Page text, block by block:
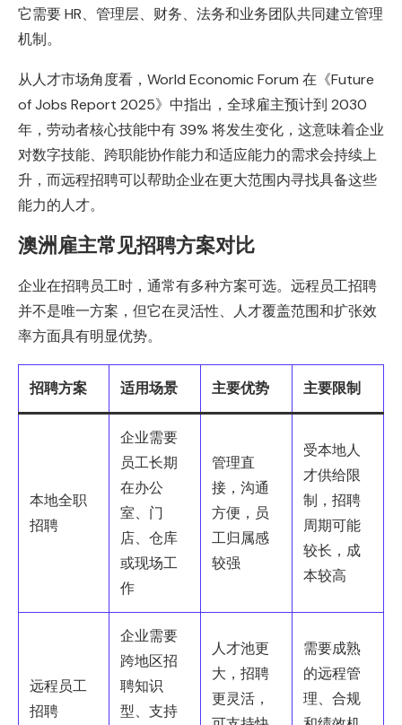
它需要 HR、管理层、财务、法务和业务团队共同建立管理
机制。
从人才市场角度看，World Economic Forum 在《Future
of Jobs Report 2025》中指出，全球雇主预计到 2030
年，劳动者核心技能中有 39% 将发生变化，这意味着企业
对数字技能、跨职能协作能力和适应能力的需求会持续上
升，而远程招聘可以帮助企业在更大范围内寻找具备这些
能力的人才。
澳洲雇主常见招聘方案对比
企业在招聘员工时，通常有多种方案可选。远程员工招聘
并不是唯一方案，但它在灵活性、人才覆盖范围和扩张效
率方面具有明显优势。
招聘方案 适用场景 主要优势 主要限制
本地全职
招聘
企业需要
员工长期
在办公
室、门
店、仓库
或现场工
作
管理直
接，沟通
方便，员
工归属感
较强
受本地人
才供给限
制，招聘
周期可能
较长，成
本较高
远程员工
招聘
企业需要
跨地区招
聘知识
型、支持
人才池更
大，招聘
更灵活，
需要成熟
的远程管
理、合规